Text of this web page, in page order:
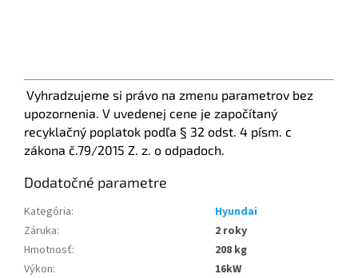
Vyhradzujeme si právo na zmenu parametrov bez
upozornenia. V uvedenej cene je započítaný
recyklačný poplatok podľa § 32 odst. 4 písm. c
zákona č.79/2015 Z. z. o odpadoch.
Dodatočné parametre
Kategória:
Hyundai
Záruka:
2 roky
Hmotnosť:
208 kg
Výkon:
16kW